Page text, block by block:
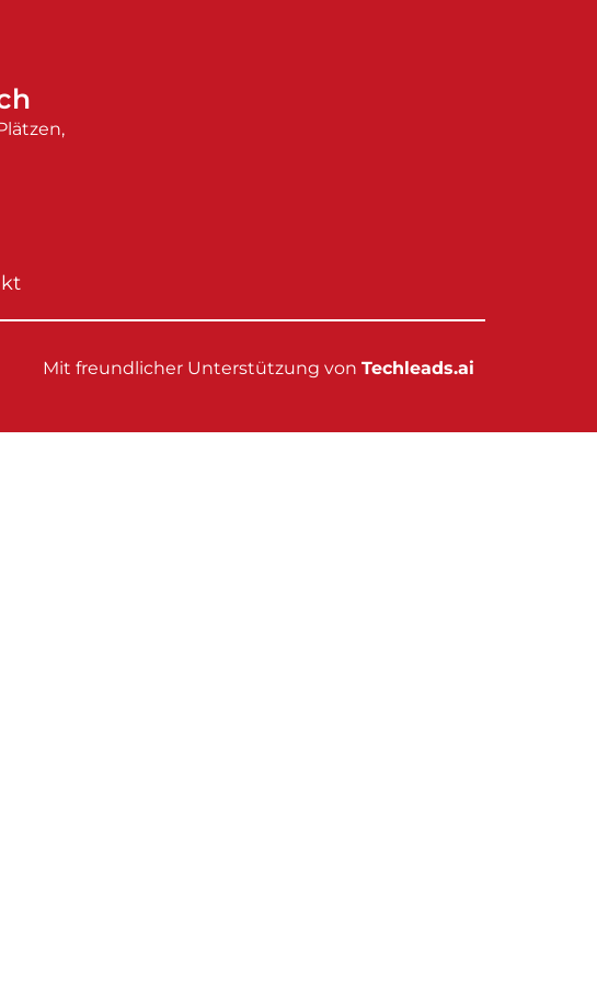
Mit freundlicher Unterstützung von Techleads.ai